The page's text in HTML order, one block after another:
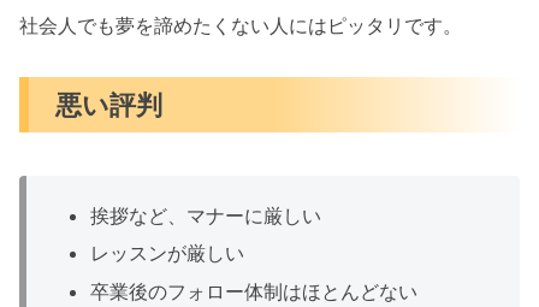
社会人でも夢を諦めたくない人にはピッタリです。
悪い評判
挨拶など、マナーに厳しい
レッスンが厳しい
卒業後のフォロー体制はほとんどない